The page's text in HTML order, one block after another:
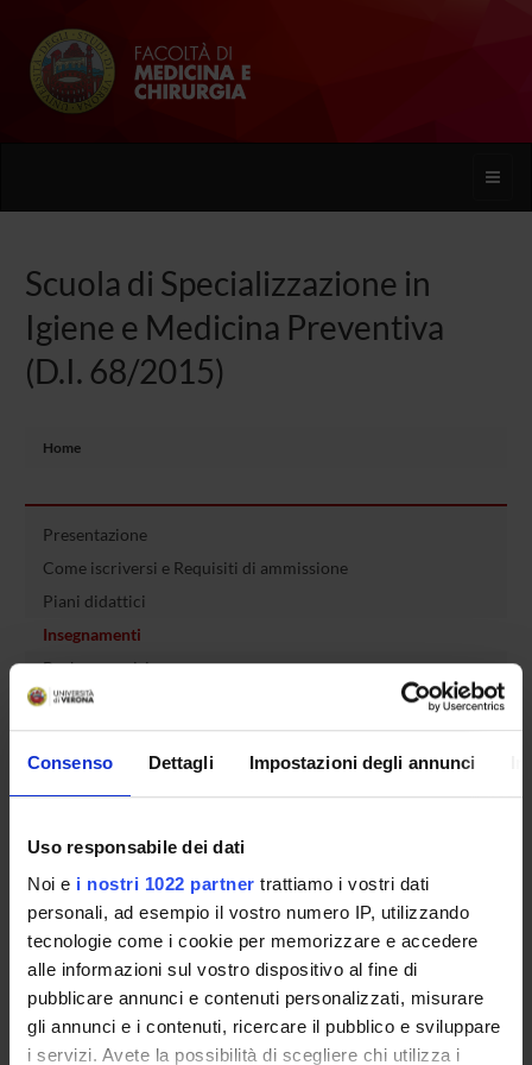
Consenso Dettagli Impostazioni degli annunci
Uso responsabile dei dati
Noi e i nostri 1022 partner trattiamo i vostri dati
personali, ad esempio il vostro numero IP, utilizzando
tecnologie come i cookie per memorizzare e accedere
alle informazioni sul vostro dispositivo al fine di
pubblicare annunci e contenuti personalizzati, misurare
gli annunci e i contenuti, ricercare il pubblico e sviluppare
i servizi. Avete la possibilità di scegliere chi utilizza i
Toggle
Scuola di Specializzazione in
Igiene e Medicina Preventiva
(D.I. 68/2015)
Home
Presentazione
Come iscriversi e Requisiti di ammissione
Piani didattici
Insegnamenti
Bacheca avvisi
Organi collegiali e di governo
Rete formativa
OFFERTA FORMATIVA
SEMESTRE FILTRO